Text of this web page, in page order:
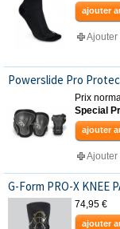
ajouter
Ajouter
Powerslide Pro
Prix
Special
ajouter
Ajouter
G-Form PRO-X KNEE
74,95 €
ajouter